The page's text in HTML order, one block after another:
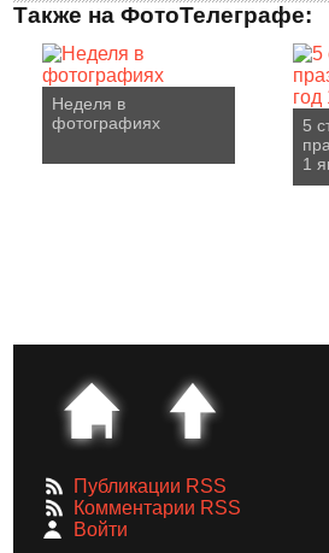
Также на ФотоТелеграфе:
Неделя в
фотографиях
5
1
Публикации RSS
Комментарии RSS
Войти